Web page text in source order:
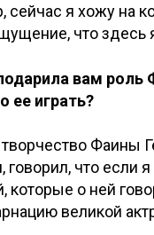
я хожу на
что здесь
вам роль
ее играть?
Фаины
говорил, что если
о ней
великой